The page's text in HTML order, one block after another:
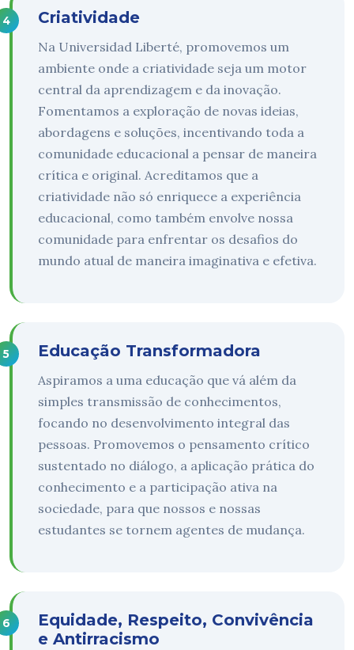
Criatividade
Na Universidad Liberté, promovemos um
ambiente onde a criatividade seja um motor
central da aprendizagem e da inovação.
Fomentamos a exploração de novas ideias,
abordagens e soluções, incentivando toda a
comunidade educacional a pensar de maneira
crítica e original. Acreditamos que a
criatividade não só enriquece a experiência
educacional, como também envolve nossa
comunidade para enfrentar os desafios do
mundo atual de maneira imaginativa e efetiva.
Educação Transformadora
Aspiramos a uma educação que vá além da
simples transmissão de conhecimentos,
focando no desenvolvimento integral das
pessoas. Promovemos o pensamento crítico
sustentado no diálogo, a aplicação prática do
conhecimento e a participação ativa na
sociedade, para que nossos e nossas
estudantes se tornem agentes de mudança.
Equidade, Respeito, Convivência
e Antirracismo